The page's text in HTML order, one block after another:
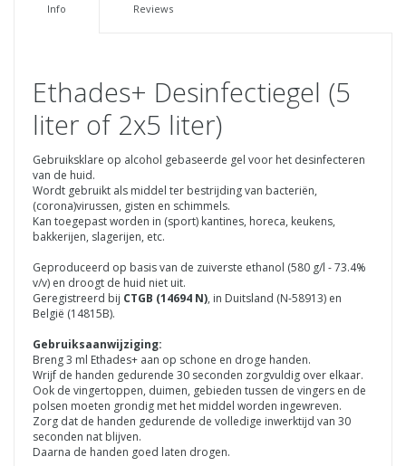
Info Reviews
Ethades+ Desinfectiegel (5
liter of 2x5 liter)
Gebruiksklare op alcohol gebaseerde gel voor het desinfecteren
van de huid.
Wordt gebruikt als middel ter bestrijding van bacteriën,
(corona)virussen, gisten en schimmels.
Kan toegepast worden in (sport) kantines, horeca, keukens,
bakkerijen, slagerijen, etc.
Geproduceerd op basis van de zuiverste ethanol (580 g/l - 73.4%
v/v) en droogt de huid niet uit.
Geregistreerd bij CTGB (14694 N), in Duitsland (N-58913) en
België (14815B).
Gebruiksaanwijziging:
Breng 3 ml Ethades+ aan op schone en droge handen.
Wrijf de handen gedurende 30 seconden zorgvuldig over elkaar.
Ook de vingertoppen, duimen, gebieden tussen de vingers en de
polsen moeten grondig met het middel worden ingewreven.
Zorg dat de handen gedurende de volledige inwerktijd van 30
seconden nat blijven.
Daarna de handen goed laten drogen.